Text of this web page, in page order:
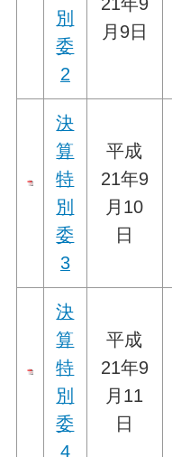
別
委
2
月9日
決
算
特
別
委
3
平成
21年9
月10
日
決
算
特
別
委
4
平成
21年9
月11
日